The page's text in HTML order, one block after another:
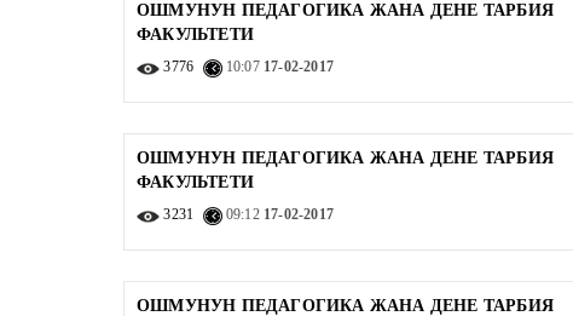
ОШМУНУН ПЕДАГОГИКА ЖАНА ДЕНЕ ТАРБИЯ
ФАКУЛЬТЕТИ
3776 10:07 17-02-2017
ОШМУНУН ПЕДАГОГИКА ЖАНА ДЕНЕ ТАРБИЯ
ФАКУЛЬТЕТИ
3231 09:12 17-02-2017
ОШМУНУН ПЕДАГОГИКА ЖАНА ДЕНЕ ТАРБИЯ